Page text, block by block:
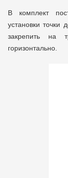
В комплект
установки точки
закрепить на
горизонтально.